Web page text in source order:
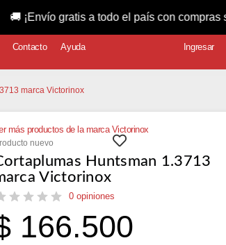
Contacto Ayuda Ingresar
marca Victorinox
más productos de la marca Victorinox
nuevo
Huntsman 1.3713
Victorinox
0 opiniones
166.500
a todo el país con compras superiores